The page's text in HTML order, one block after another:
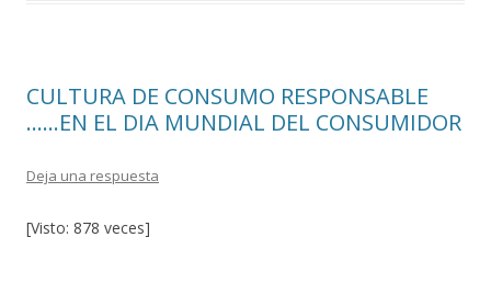
k r
CULTURA DE CONSUMO RESPONSABLE
……EN EL DIA MUNDIAL DEL CONSUMIDOR
Deja una respuesta
[Visto: 878 veces]